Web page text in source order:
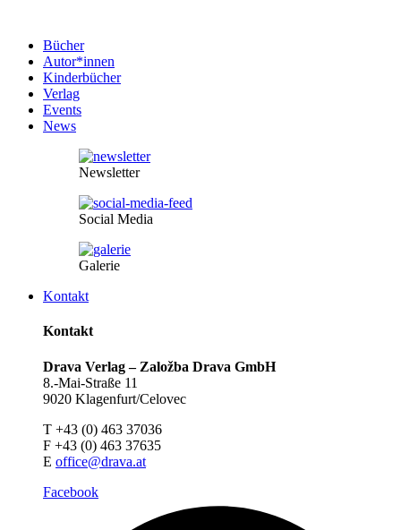
Bücher
Autor*innen
Kinderbücher
Verlag
Events
News
Newsletter
Social Media
Galerie
Kontakt
Kontakt
Drava Verlag – Založba Drava GmbH
8.-Mai-Straße 11
9020 Klagenfurt/Celovec
T +43 (0) 463 37036
F +43 (0) 463 37635
E office@drava.at
Facebook